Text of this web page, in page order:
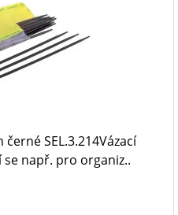
SEL.3.214Vázací
se např. pro organiz..